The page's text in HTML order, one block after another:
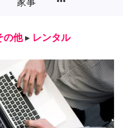
の他 ▸ レンタル